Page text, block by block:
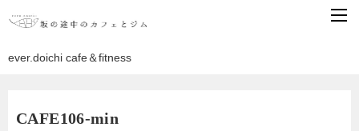
ever.doichi cafe＆fitness
CAFE106-min